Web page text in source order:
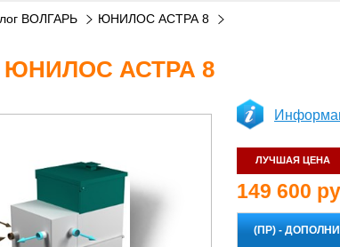
ВОЛГАРЬ ЮНИЛОС АСТРА 8
ЮНИЛОС АСТРА 8
ЛУЧШАЯ ЦЕНА
149 600